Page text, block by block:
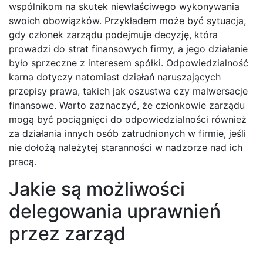
wspólnikom na skutek niewłaściwego wykonywania
swoich obowiązków. Przykładem może być sytuacja,
gdy członek zarządu podejmuje decyzję, która
prowadzi do strat finansowych firmy, a jego działanie
było sprzeczne z interesem spółki. Odpowiedzialność
karna dotyczy natomiast działań naruszających
przepisy prawa, takich jak oszustwa czy malwersacje
finansowe. Warto zaznaczyć, że członkowie zarządu
mogą być pociągnięci do odpowiedzialności również
za działania innych osób zatrudnionych w firmie, jeśli
nie dołożą należytej staranności w nadzorze nad ich
pracą.
Jakie są możliwości
delegowania uprawnień
przez zarząd